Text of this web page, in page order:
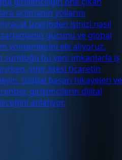
açılmanın yollarını
üzerinden işinizi nasıl
gücünü ve global
yöntemlerini ele alıyoruz.
bu yeni imkanlarla iş
sınır ötesi ticaretin
Global başarı hikayeleri ve
girişimcilerin dijital
anlatıyor.